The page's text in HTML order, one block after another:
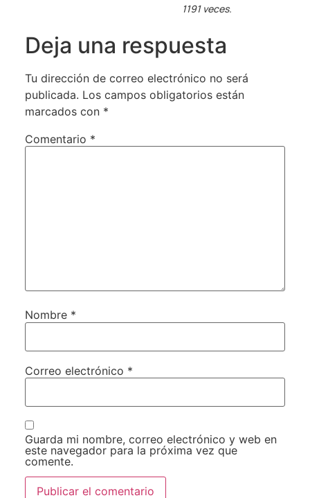
1191 veces.
Deja una respuesta
Tu dirección de correo electrónico no será
publicada. Los campos obligatorios están
marcados con *
Comentario *
Nombre *
Correo electrónico *
Guarda mi nombre, correo electrónico y web en
este navegador para la próxima vez que
comente.